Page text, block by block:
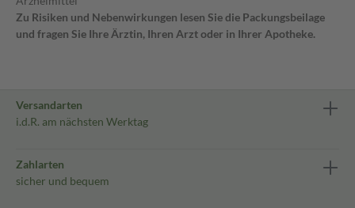
Zu Risiken und Nebenwirkungen lesen Sie die Packungsbeilage
und fragen Sie Ihre Ärztin, Ihren Arzt oder in Ihrer Apotheke.
Versandarten
i.d.R. am nächsten Werktag
Zahlarten
sicher und bequem